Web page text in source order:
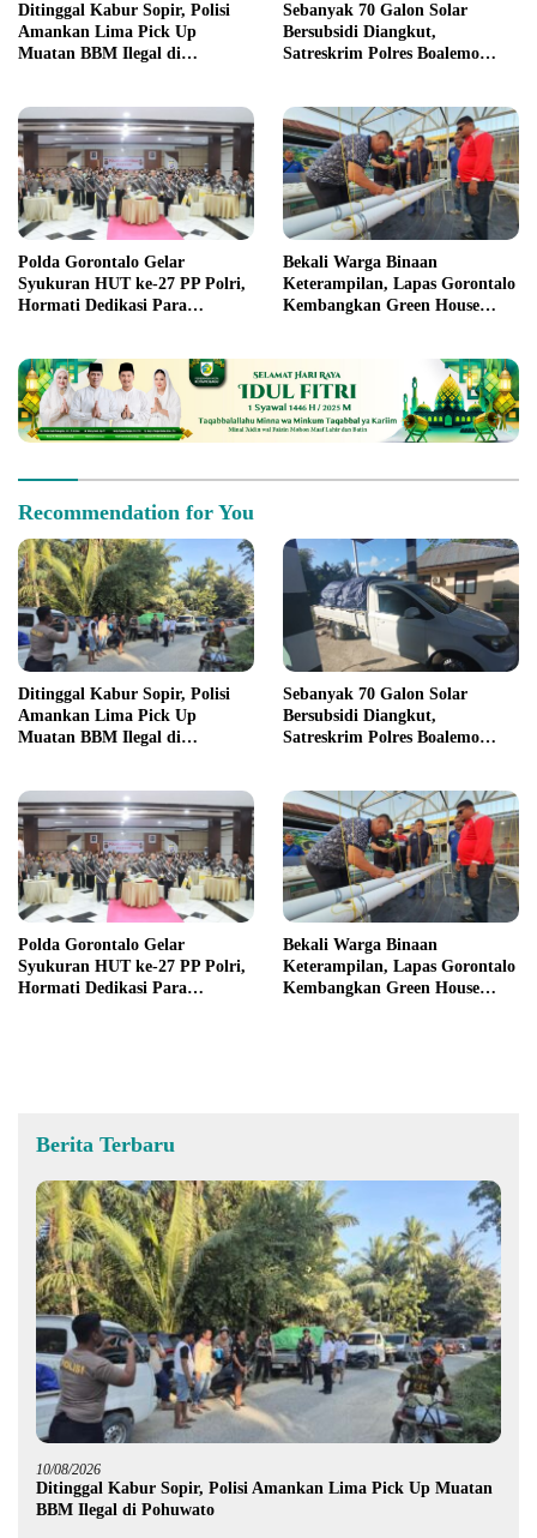
Ditinggal Kabur Sopir, Polisi
Amankan Lima Pick Up
Muatan BBM Ilegal di
Sebanyak 70 Galon Solar
Bersubsidi Diangkut,
Satreskrim Polres Boalemo
Polda Gorontalo Gelar
Syukuran HUT ke-27 PP Polri,
Hormati Dedikasi Para
Bekali Warga Binaan
Keterampilan, Lapas Gorontalo
Kembangkan Green House
Recommendation for You
Ditinggal Kabur Sopir, Polisi
Amankan Lima Pick Up
Muatan BBM Ilegal di
Sebanyak 70 Galon Solar
Bersubsidi Diangkut,
Satreskrim Polres Boalemo
Polda Gorontalo Gelar
Syukuran HUT ke-27 PP Polri,
Hormati Dedikasi Para
Bekali Warga Binaan
Keterampilan, Lapas Gorontalo
Kembangkan Green House
Berita Terbaru
10/08/2026
Ditinggal Kabur Sopir, Polisi Amankan Lima Pick Up Muatan
BBM Ilegal di Pohuwato